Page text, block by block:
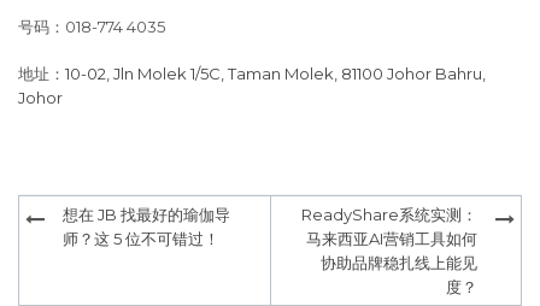
号码：018-774 4035
地址： 10-02, Jln Molek 1/5C, Taman Molek, 81100 Johor Bahru,
Johor
Post
navigation
想在 JB 找最好的瑜伽导
师？这 5 位不可错过！
ReadyShare系统实测：
马来西亚AI营销工具如何
协助品牌稳扎线上能见
度？